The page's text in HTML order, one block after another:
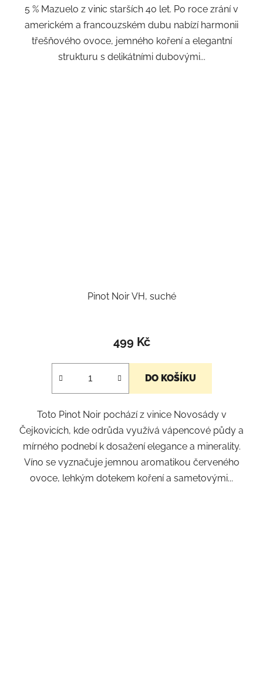
5 % Mazuelo z vinic starších 40 let. Po roce zrání v
americkém a francouzském dubu nabízí harmonii
třešňového ovoce, jemného koření a elegantní
strukturu s delikátními dubovými...
Pinot Noir VH, suché
499 Kč
DO KOŠÍKU
Toto Pinot Noir pochází z vinice Novosády v
Čejkovicích, kde odrůda využívá vápencové půdy a
mírného podnebí k dosažení elegance a minerality.
Víno se vyznačuje jemnou aromatikou červeného
ovoce, lehkým dotekem koření a sametovými...